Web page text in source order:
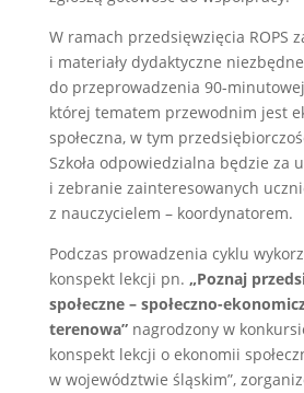
W ramach przedsięwzięcia ROPS
i materiały dydaktyczne niezbędne
do przeprowadzenia 90-
której tematem przewodnim jest
społeczna, w tym
Szkoła odpowiedzialna będzie za
i zebranie zainteresowanych
z nauczycielem – koordynatorem.
Podczas prowadzenia cyklu
konspekt lekcji pn. „Poznaj
społeczne – społeczno-
terenowa”nagrodzony w
konspekt lekcji o ekonomii
w województwie śląskim”,